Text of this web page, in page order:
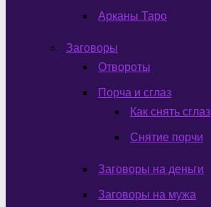
Арканы Таро
Заговоры
Отвороты
Порча и сглаз
Как снять сглаз
Снятие порчи
Заговоры на деньги
Заговоры на мужа